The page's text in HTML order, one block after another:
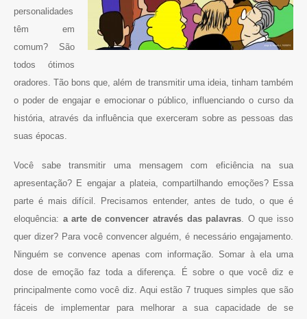
personalidades
têm em
comum? São
todos ótimos
oradores. Tão bons que, além de transmitir uma ideia, tinham também
o poder de engajar e emocionar o público, influenciando o curso da
história, através da influência que exerceram sobre as pessoas das
suas épocas.
Você sabe transmitir uma mensagem com eficiência na sua
apresentação? E engajar a plateia, compartilhando emoções? Essa
parte é mais difícil. Precisamos entender, antes de tudo, o que é
eloquência: a arte de convencer através das palavras . O que isso
quer dizer? Para você convencer alguém, é necessário engajamento.
Ninguém se convence apenas com informação. Somar à ela uma
dose de emoção faz toda a diferença. É sobre o que você diz e
principalmente como você diz. Aqui estão 7 truques simples que são
fáceis de implementar para melhorar a sua capacidade de se